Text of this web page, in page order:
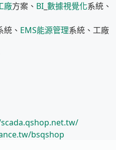
廠方案、 BI 數據視覺化系統、
、 EMS能源管理系統、工廠
bsqshop